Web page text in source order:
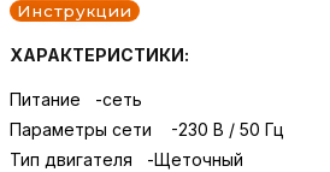
Инструкции
ХАРАКТЕРИСТИКИ:
Питание -сеть
Параметры сети -230 В / 50 Гц
Тип двигателя -Щеточный